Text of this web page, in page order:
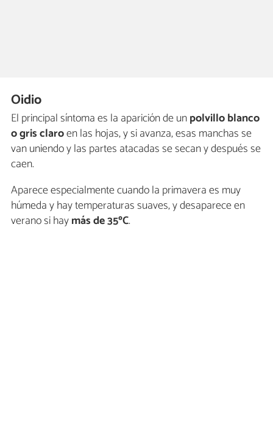
Oidio
El principal síntoma es la aparición de unpolvillo blanco
o gris claroen las hojas, y si avanza, esas manchas se
van uniendo y las partes atacadas se secan y después se
caen.
Aparece especialmente cuando la primavera es muy
húmeda y hay temperaturas suaves, y desaparece en
verano si haymás de 35ºC.